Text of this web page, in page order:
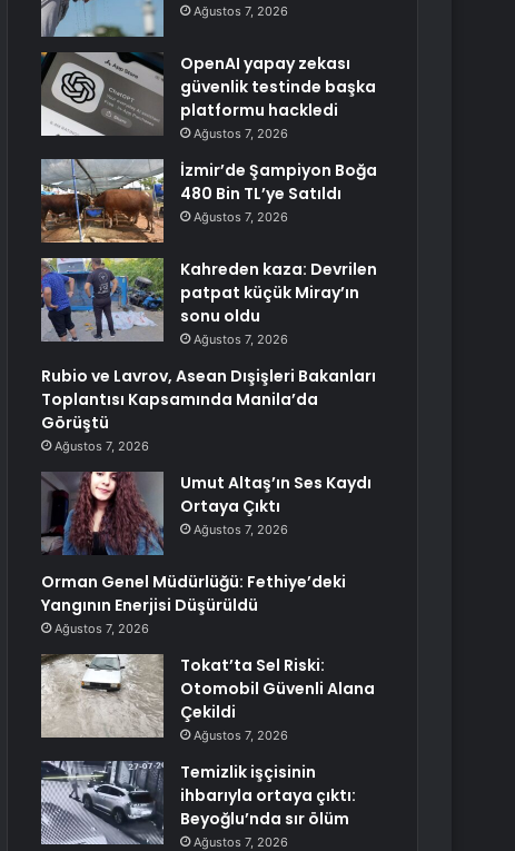
Ağustos 7, 2026
OpenAI yapay zekası
güvenlik testinde başka
platformu hackledi
Ağustos 7, 2026
İzmir’de Şampiyon Boğa
480 Bin TL’ye Satıldı
Ağustos 7, 2026
Kahreden kaza: Devrilen
patpat küçük Miray’ın
sonu oldu
Ağustos 7, 2026
Rubio ve Lavrov, Asean Dışişleri Bakanları
Toplantısı Kapsamında Manila’da
Görüştü
Ağustos 7, 2026
Umut Altaş’ın Ses Kaydı
Ortaya Çıktı
Ağustos 7, 2026
Orman Genel Müdürlüğü: Fethiye’deki
Yangının Enerjisi Düşürüldü
Ağustos 7, 2026
Tokat’ta Sel Riski:
Otomobil Güvenli Alana
Çekildi
Ağustos 7, 2026
Temizlik işçisinin
ihbarıyla ortaya çıktı:
Beyoğlu’nda sır ölüm
Ağustos 7, 2026